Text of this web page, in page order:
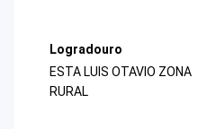
Logradouro
ESTA LUIS OTAVIO ZONA
RURAL